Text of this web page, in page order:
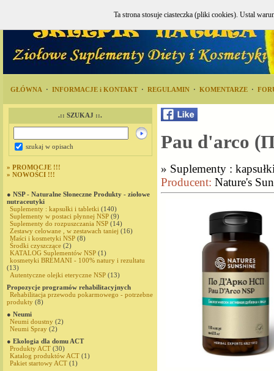
GŁÓWNA · INFORMACJE i KONTAKT · REGULAMIN · KOMENTARZE ·
.:: SZUKAJ ::.
szukaj w opisach
» PROMOCJE !!!
» NOWOŚCI !!!
● NSP - Naturalne Słoneczne Produkty - ziołowe
nutraceutyki
Suplementy : kapsułki i tabletki (140)
Suplementy w postaci płynnej NSP (9)
Suplementy do rozpuszczania NSP (14)
Zestawy celowane , w zestawach taniej (16)
Maści i kosmetyki NSP (8)
Środki czyszczące (2)
KATALOG Suplementów NSP (1)
kosmetyki BREMANI - 100% natury i rezultatu
(13)
Autentyczne olejki eteryczne NSP (13)
Propozycje programów rehabilitacyjnych
Rehabilitacja przewodu pokarmowego - potrzebne
produkty (8)
● Neumi
Neumi doustny (2)
Neumi Spray (2)
● Ekologia dla domu ACT
Produkty ACT (30)
Katalog produktów ACT (1)
Pakiet startowy ACT (1)
Pau d'arco
» Suplementy :
Producent: Nature's
Ta strona stosuje ciasteczka (pliki cookies). Ustal